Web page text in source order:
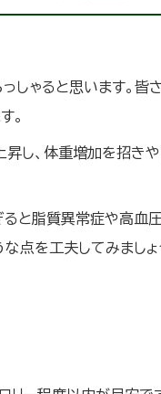
しゃると思います。
。
し、体重増加を招き
と脂質異常症や高血
点を工夫してみましょ